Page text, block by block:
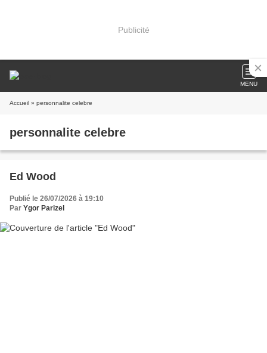
Publicité
MENU
Accueil » personnalite celebre
personnalite celebre
Ed Wood
Publié le 26/07/2026 à 19:10
Par Ygor Parizel